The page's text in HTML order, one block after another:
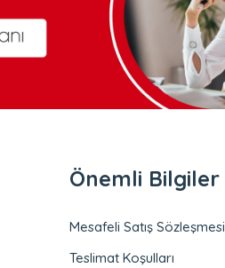
Önemli Bilgiler
Mesafeli Satış Sözleşmesi
Teslimat Koşulları